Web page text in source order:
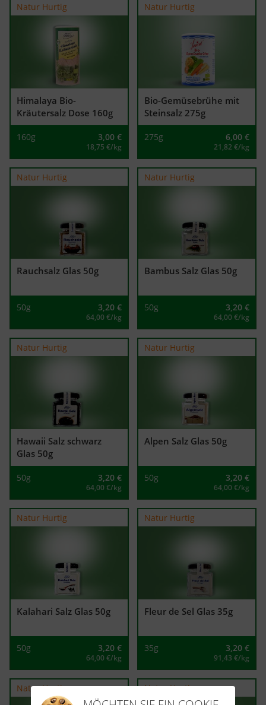
Natur Hurtig
Himalaya Bio-
Kräutersalz Dose 160g
160g 3,00 €
18,75 €/kg
Natur Hurtig
Bio-Gemüsebrühe mit
Steinsalz 275g
275g 6,00 €
21,82 €/kg
Natur Hurtig
Rauchsalz Glas 50g
50g 3,20 €
64,00 €/kg
Natur Hurtig
Bambus Salz Glas 50g
50g 3,20 €
64,00 €/kg
Natur Hurtig
Hawaii Salz schwarz
Glas 50g
50g 3,20 €
64,00 €/kg
Natur Hurtig
Alpen Salz Glas 50g
50g 3,20 €
64,00 €/kg
Natur Hurtig
Kalahari Salz Glas 50g
50g 3,20 €
64,00 €/kg
Natur Hurtig
Fleur de Sel Glas 35g
35g 3,20 €
91,43 €/kg
Natur Hurtig Natur Hurtig